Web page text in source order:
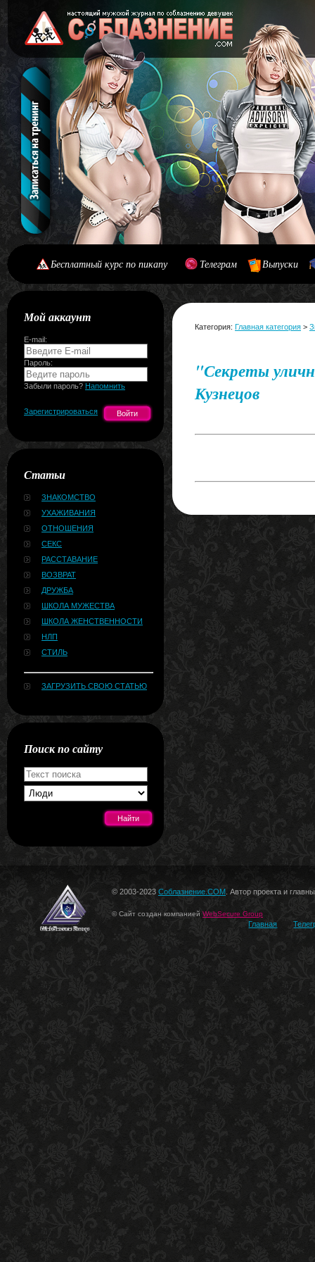
Бесплатный курс по пикапу Телеграм Выпуски
Мой аккаунт
E-mail:
Пароль:
Забыли пароль? Напомнить
Зарегистрироваться
Статьи
ЗНАКОМСТВО
УХАЖИВАНИЯ
ОТНОШЕНИЯ
СЕКС
РАССТАВАНИЕ
ВОЗВРАТ
ДРУЖБА
ШКОЛА МУЖЕСТВА
ШКОЛА ЖЕНСТВЕННОСТИ
НЛП
СТИЛЬ
ЗАГРУЗИТЬ СВОЮ СТАТЬЮ
Поиск по сайту
Категория: Главная категория >
"Секреты
Кузнецов
© 2003-2023 Соблазнение.COM . Автор проекта и
© Сайт создан компанией WebSecure Group
Главная